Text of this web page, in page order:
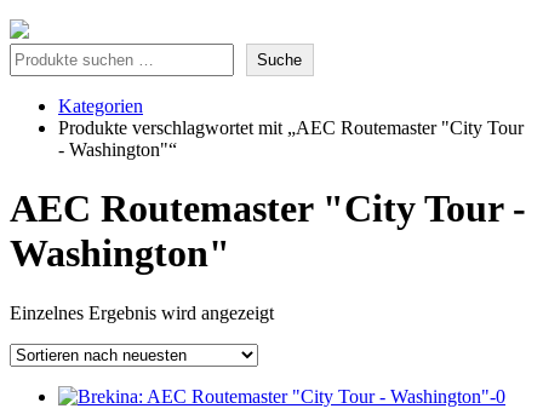
Suche Suche
Kategorien
Produkte verschlagwortet mit „AEC Routemaster "City Tour
- Washington"“
AEC Routemaster "City Tour -
Washington"
Einzelnes Ergebnis wird angezeigt